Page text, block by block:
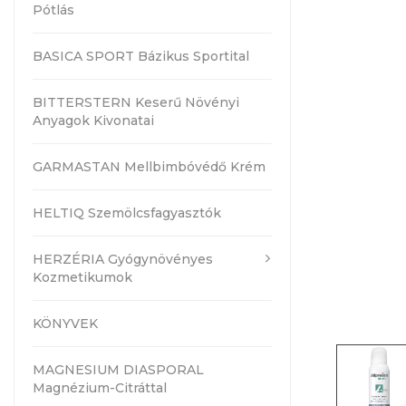
Pótlás
BASICA SPORT Bázikus Sportital
BITTERSTERN Keserű Növényi
Anyagok Kivonatai
GARMASTAN Mellbimbóvédő Krém
HELTIQ Szemölcsfagyasztók
HERZÉRIA Gyógynövényes
Kozmetikumok
KÖNYVEK
MAGNESIUM DIASPORAL
Magnézium-Citráttal